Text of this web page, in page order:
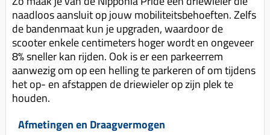
naadloos aansluit op jouw mobiliteitsbehoeften. Zelfs
de bandenmaat kun je upgraden, waardoor de
scooter enkele centimeters hoger wordt en ongeveer
8% sneller kan rijden. Ook is er een parkeerrem
aanwezig om op een helling te parkeren of om tijdens
het op- en afstappen de driewieler op zijn plek te
houden.
Afmetingen en Draagvermogen